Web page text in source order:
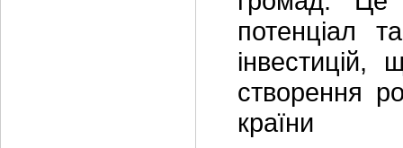
потенціал
створення
країни